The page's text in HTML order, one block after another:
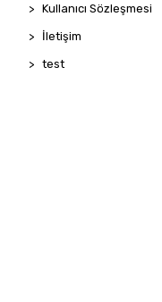
Kullanıcı Sözleşmesi
İletişim
test